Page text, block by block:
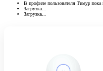
В профиле пользователя Тимур пока
Загрузка…
Загрузка…